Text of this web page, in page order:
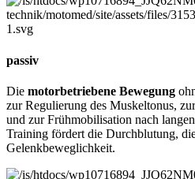
passiv
Die motorbetriebene Bewegung
zur Regulierung des Muskeltonus,
und zur Frühmobilisation nach
Training fördert die Durchblutung,
Gelenkbeweglichkeit.